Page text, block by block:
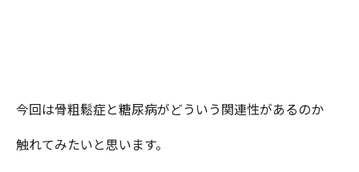
今回は骨粗鬆症と糖尿病がどういう関連性があるのか
触れてみたいと思います。